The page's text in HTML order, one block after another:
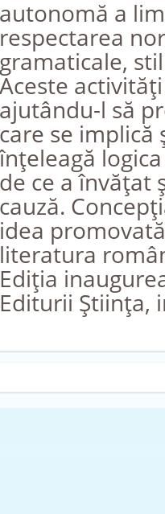
autonomă a
respectarea
gramaticale,
Aceste
ajutându-l să
care se implică
înţeleagă
de ce a învăţat
cauză.
idea
literatura
Ediţia
Editurii Ştiinţa,